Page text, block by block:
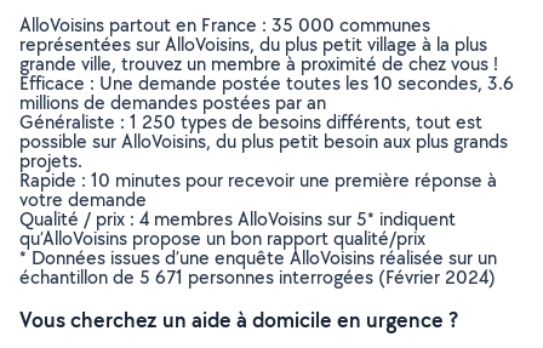
AlloVoisins partout en France : 35 000 communes
représentées sur AlloVoisins, du plus petit village à la plus
grande ville, trouvez un membre à proximité de chez vous !
Efficace : Une demande postée toutes les 10 secondes, 3.6
millions de demandes postées par an
Généraliste : 1 250 types de besoins différents, tout est
possible sur AlloVoisins, du plus petit besoin aux plus grands
projets.
Rapide : 10 minutes pour recevoir une première réponse à
votre demande
Qualité / prix : 4 membres AlloVoisins sur 5* indiquent
qu’AlloVoisins propose un bon rapport qualité/prix
* Données issues d’une enquête AlloVoisins réalisée sur un
échantillon de 5 671 personnes interrogées (Février 2024)
Vous cherchez un aide à domicile en urgence ?